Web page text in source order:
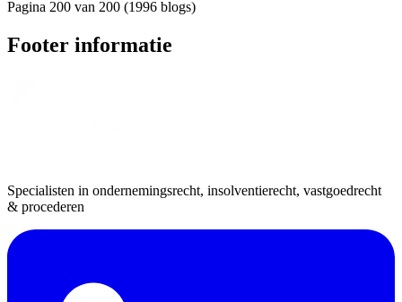
Pagina 200 van 200 (1996 blogs)
Footer informatie
Specialisten in ondernemingsrecht, insolventierecht, vastgoedrecht
& procederen